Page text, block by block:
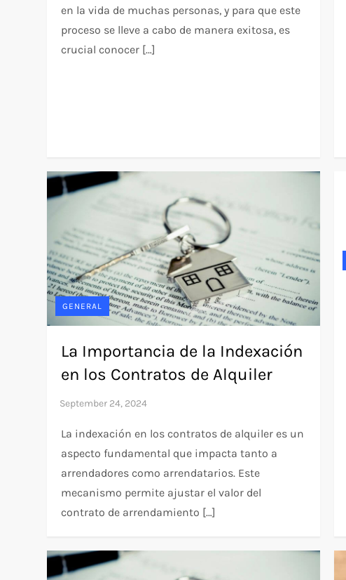
en la vida de muchas personas, y para que este
proceso se lleve a cabo de manera exitosa, es
crucial conocer […]
GENERAL
La Importancia de la Indexación
en los Contratos de Alquiler
La indexación en los contratos de alquiler es un
aspecto fundamental que impacta tanto a
arrendadores como arrendatarios. Este
mecanismo permite ajustar el valor del
contrato de arrendamiento […]